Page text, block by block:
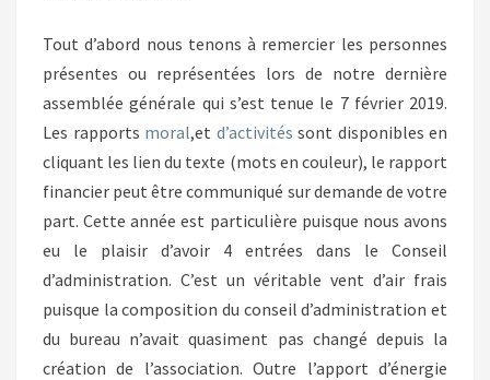
Tout d’abord nous tenons à remercier les personnes
présentes ou représentées lors de notre dernière
assemblée générale qui s’est tenue le 7 février 2019.
Les rapports moral,et d’activités sont disponibles en
cliquant les lien du texte (mots en couleur), le rapport
financier peut être communiqué sur demande de votre
part. Cette année est particulière puisque nous avons
eu le plaisir d’avoir 4 entrées dans le Conseil
d’administration. C’est un véritable vent d’air frais
puisque la composition du conseil d’administration et
du bureau n’avait quasiment pas changé depuis la
création de l’association. Outre l’apport d’énergie